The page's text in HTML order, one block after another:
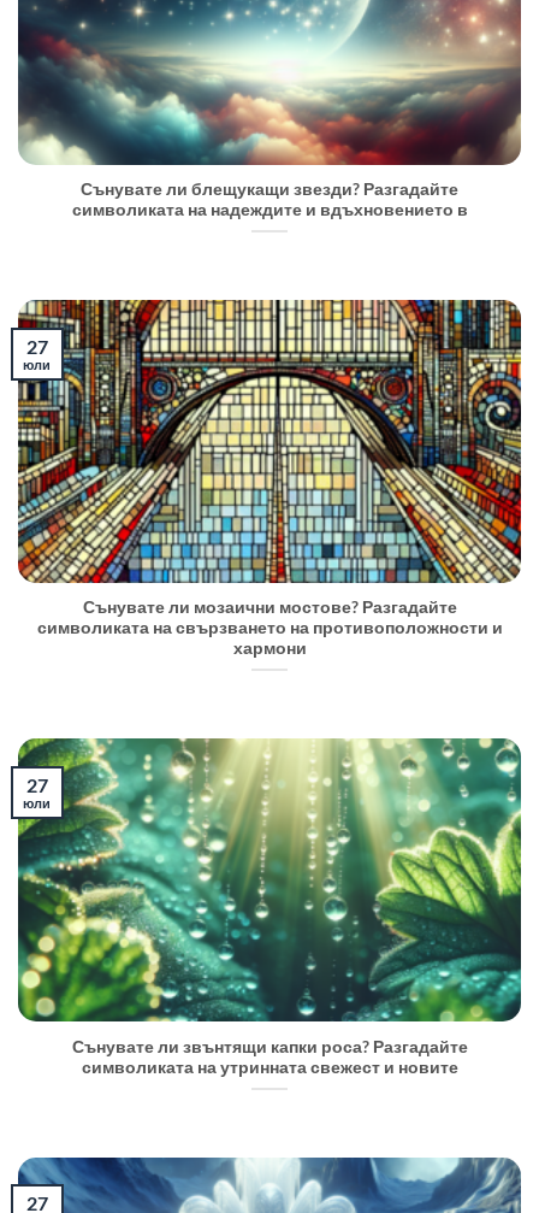
Сънувате ли блещукащи звезди? Разгадайте
символиката на надеждите и вдъхновението в
Сънувате ли мозаични мостове? Разгадайте
символиката на свързването на противоположности и
хармони
27
юли
Сънувате ли звънтящи капки роса? Разгадайте
символиката на утринната свежест и новите
27
юли
27